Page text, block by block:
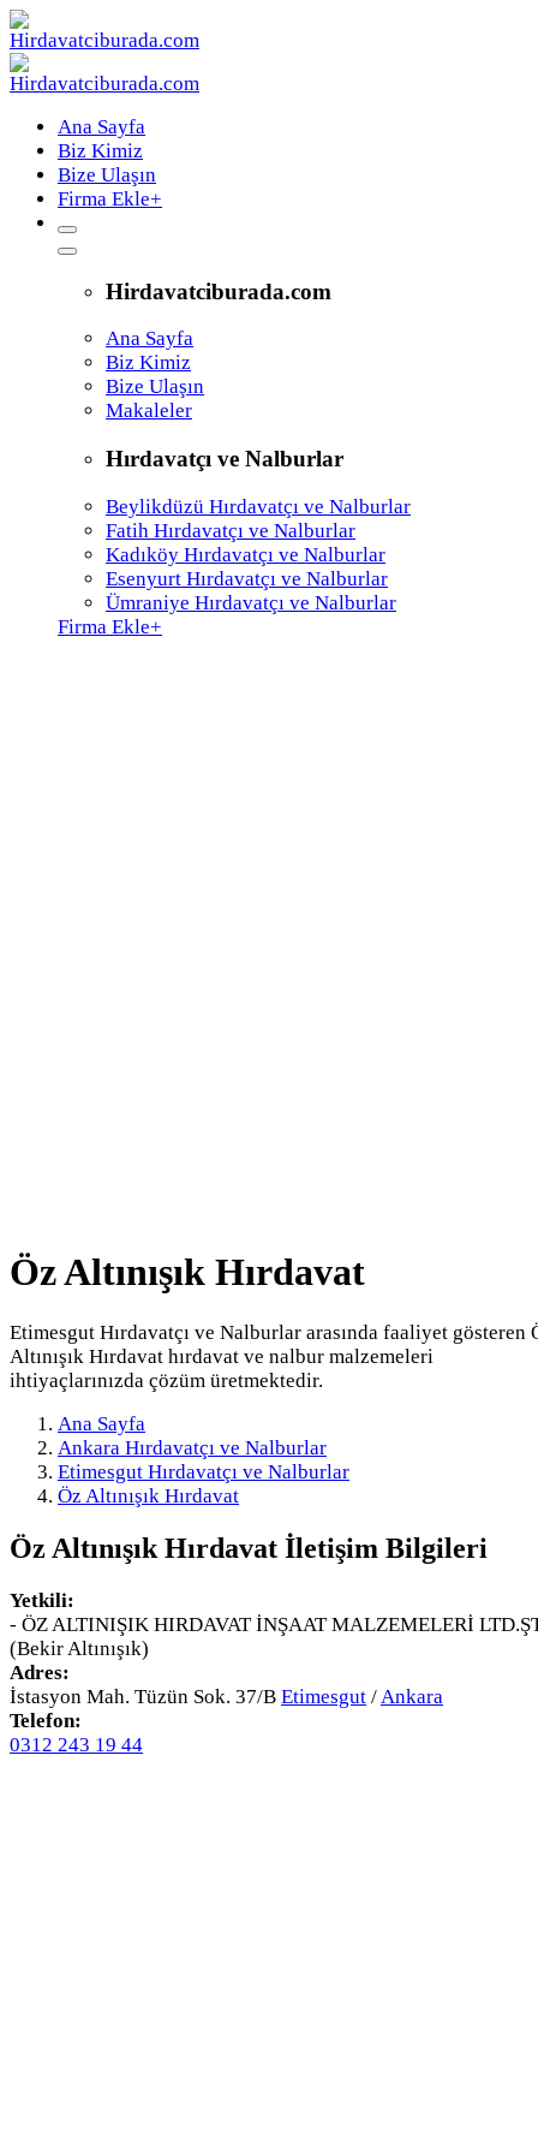
Ana Sayfa
Biz Kimiz
Bize Ulaşın
Firma Ekle+
Hirdavatciburada.com
Ana Sayfa
Biz Kimiz
Bize Ulaşın
Makaleler
Hırdavatçı ve Nalburlar
Beylikdüzü Hırdavatçı ve Nalburlar
Fatih Hırdavatçı ve Nalburlar
Kadıköy Hırdavatçı ve Nalburlar
Esenyurt Hırdavatçı ve Nalburlar
Ümraniye Hırdavatçı ve Nalburlar
Firma Ekle+
Öz Altınışık Hırdavat
Etimesgut Hırdavatçı ve Nalburlar arasında faaliyet gösteren
Altınışık Hırdavat hırdavat ve nalbur malzemeleri
ihtiyaçlarınızda çözüm üretmektedir.
Ana Sayfa
Ankara Hırdavatçı ve Nalburlar
Etimesgut Hırdavatçı ve Nalburlar
Öz Altınışık Hırdavat
Öz Altınışık Hırdavat İletişim Bilgileri
Yetkili:
- ÖZ ALTINIŞIK HIRDAVAT İNŞAAT MALZEMELERİ
(Bekir Altınışık)
Adres:
İstasyon Mah. Tüzün Sok. 37/B Etimesgut / Ankara
Telefon:
0312 243 19 44